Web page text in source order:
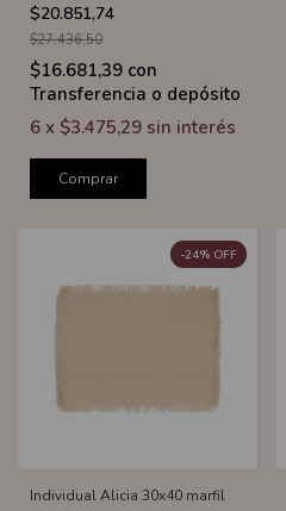
$20.851,74
$27.436,50
$16.681,39 con
Transferencia o depósito
6 x $3.475,29 sin interés
Comprar
Individual Alicia 30x40 marfil
-24% OFF